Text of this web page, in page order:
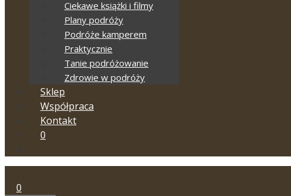
Ciekawe książki i filmy
Plany podróży
Podróże kamperem
Praktycznie
Tanie podróżowanie
Zdrowie w podróży
Sklep
Współpraca
Kontakt
0
0